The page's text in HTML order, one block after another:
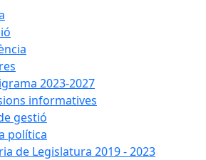
2023-2027
informatives
gestió
política
de Legislatura 2019 - 2023